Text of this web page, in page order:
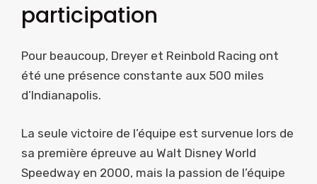
participation
Pour beaucoup, Dreyer et Reinbold Racing ont
été une présence constante aux 500 miles
d’Indianapolis.
La seule victoire de l’équipe est survenue lors de
sa première épreuve au Walt Disney World
Speedway en 2000, mais la passion de l’équipe